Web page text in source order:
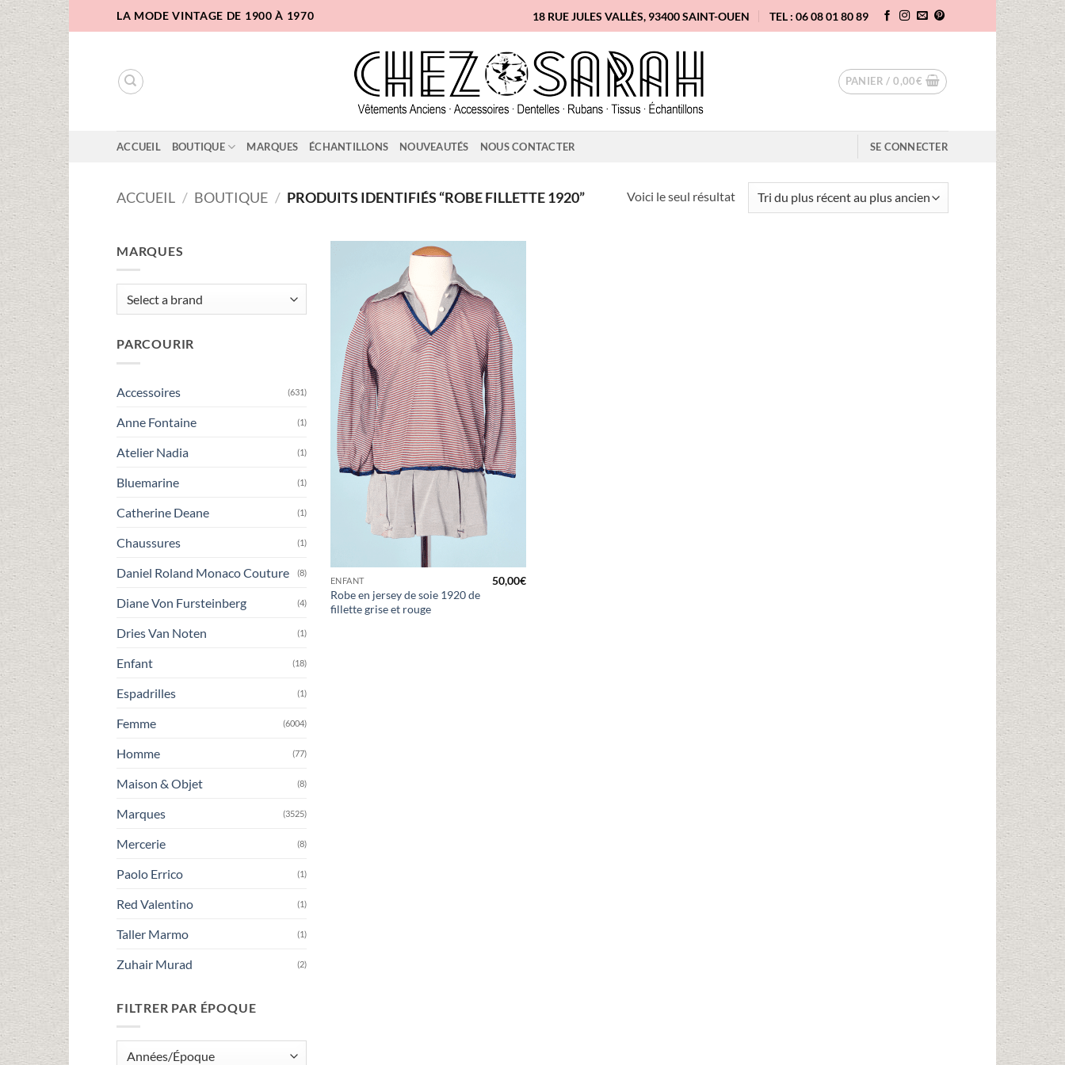
au
LA MODE VINTAGE DE 1900 À 1970 18 RUE JULES VALLÈS, 93400 SAINT-OUEN TEL : 06 08 01 80 89
PANIER /0,00€
ACCUEIL BOUTIQUE MARQUES ÉCHANTILLONS NOUVEAUTÉS NOUS CONTACTER SE CONNECTER
ACCUEIL / BOUTIQUE / PRODUITS IDENTIFIÉS “ROBE FILLETTE 1920” Voici le seul résultat
MARQUES
PARCOURIR
Accessoires (631)
Anne Fontaine (1)
Atelier Nadia (1)
Bluemarine (1)
Catherine Deane (1)
Chaussures (1)
Daniel Roland Monaco Couture (8)
Diane Von Fursteinberg (4)
Dries Van Noten (1)
Enfant (18)
Espadrilles (1)
Femme (6004)
Homme (77)
Maison & Objet (8)
Marques (3525)
Mercerie (8)
Paolo Errico (1)
Red Valentino (1)
Taller Marmo (1)
Zuhair Murad (2)
FILTRER PAR ÉPOQUE
à la liste
d'envies
ENFANT
Robe en jersey de soie 1920 de
fillette grise et rouge
50,00€